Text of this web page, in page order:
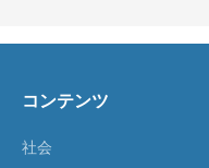
コンテンツ
社会